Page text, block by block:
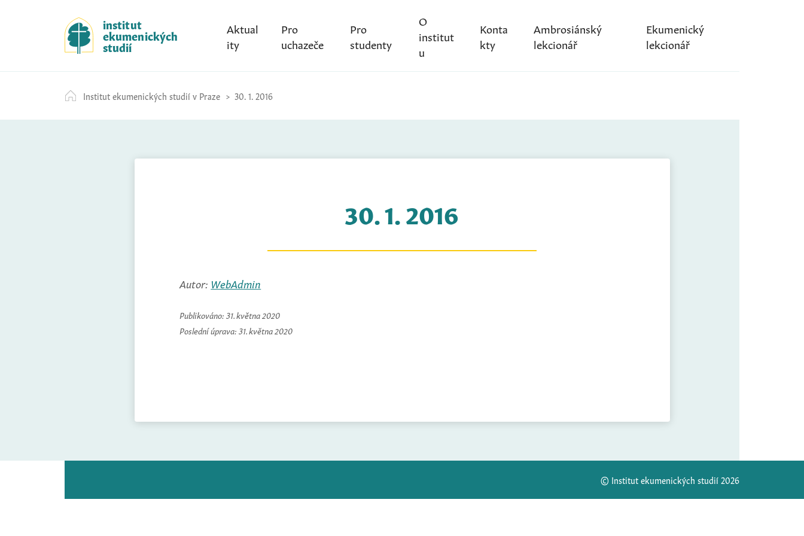
k
i
p
t
c
o
institut
ekumenických
studií
Aktual
ity
Pro
uchazeče
Pro
studenty
O
institut
u
Konta
kty
Ambrosiánský
lekcionář
Ekumenický
lekcionář
Institut ekumenických studií v Praze 30. 1. 2016
30. 1. 2016
Autor: WebAdmin
Publikováno: 31. května 2020
Poslední úprava: 31. května 2020
© Institut ekumenických studií 2026